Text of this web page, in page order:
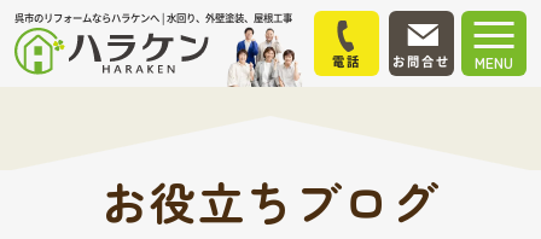
呉市のリフォームならハラケンへ | 水回り、外壁塗装、屋根工事
MENU
電話 お問合せ
お役立ちブログ